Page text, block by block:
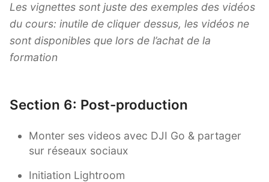
Les vignettes sont juste des exemples des vidéos
du cours: inutile de cliquer dessus, les vidéos ne
sont disponibles que lors de l’achat de la
formation
Section 6: Post-production
Monter ses videos avec DJI Go & partager
sur réseaux sociaux
Initiation Lightroom